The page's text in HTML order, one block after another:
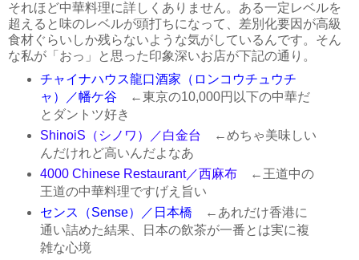
それほど中華料理に詳しくありません。ある一定レベルを
超えると味のレベルが頭打ちになって、差別化要因が高級
食材ぐらいしか残らないような気がしているんです。そん
な私が「おっ」と思った印象深いお店が下記の通り。
チャイナハウス龍口酒家（ロンコウチュウチ
ャ）／幡ケ谷 ←東京の10,000円以下の中華だ
とダントツ好き
ShinoiS（シノワ）／白金台 ←めちゃ美味しい
んだけれど高いんだよなあ
4000 Chinese Restaurant／西麻布←王道中の
王道の中華料理ですげえ旨い
センス（Sense）／日本橋 ←あれだけ香港に
通い詰めた結果、日本の飲茶が一番とは実に複
雑な心境